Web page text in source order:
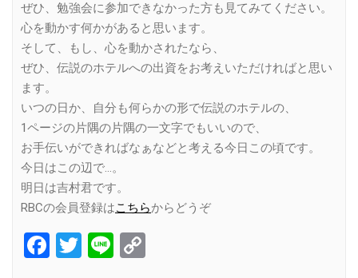
ぜひ、勉強会に参加できなかった方も見てみてください。
心を動かす何かがあると思います。
そして、もし、心を動かされたなら、
ぜひ、伝説のホテルへの出資をお考えいただければと思い
ます。
いつの日か、自分も何らかの形で伝説のホテルの、
1ページの片隅の片隅の一文字でもいいので、
お手伝いができればなぁなどと考える今日この頃です。
今日はこの辺で…。
明日は吉村君です。
RBCの会員登録はこちらからどうぞ
Facebook
Twitter
Line